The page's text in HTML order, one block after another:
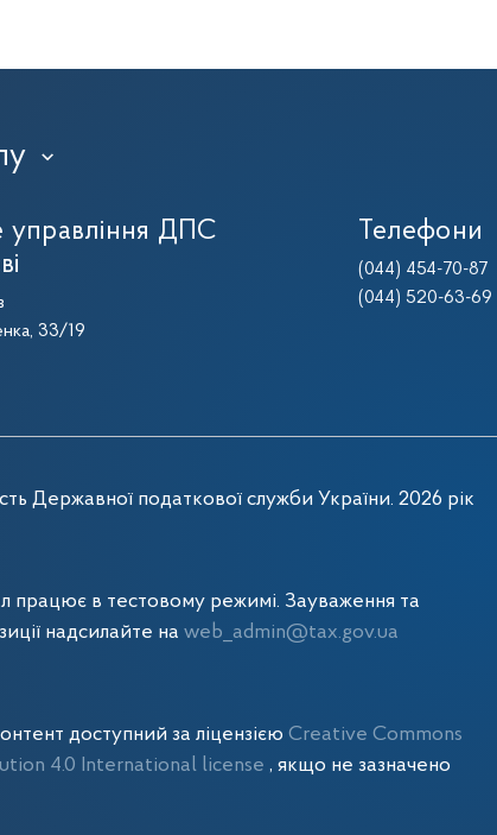
›
управління ДПС
33/19
Телефони
(044) 454-70-87
(044) 520-63-69
Державної податкової служби України. 2026 рік
працює в тестовому режимі. Зауваження та
надсилайте на web_admin@tax.gov.ua
доступний за ліцензією Creative Commons
4.0 International license , якщо не зазначено